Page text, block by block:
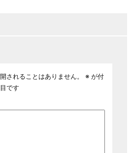
されることはありません。 ※が付
です